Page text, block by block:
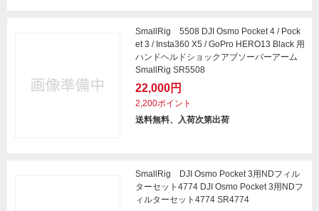
SmallRig 5508 DJI Osmo Pocket 4 / Pock
et 3 / Insta360 X5 / GoPro HERO13 Black 用
ハンドヘルドショックアブソーバーアーム
SmallRig SR5508
22,000円
2,200ポイント
送料無料、入荷次第出荷
SmallRig DJI Osmo Pocket 3用NDフィル
ターセット4774 DJI Osmo Pocket 3用NDフ
ィルターセット4774 SR4774